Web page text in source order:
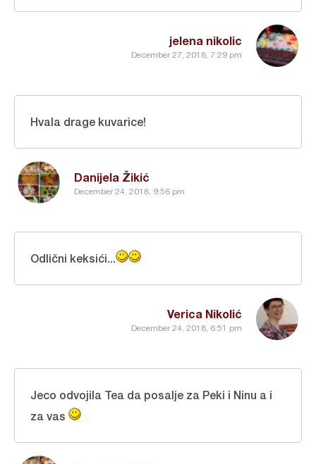
jelena nikolic
December 27, 2018, 7:29 pm
Danijela Žikić
December 24, 2018, 9:56 pm
Hvala drage kuvarice!
Verica Nikolić
December 24, 2018, 6:51 pm
Odlični keksići...
Jeco odvojila Tea da posalje za Peki i Ninu a i
za vas